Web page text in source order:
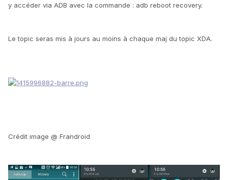
y accéder via ADB avec la commande : adb reboot recovery.
Le topic seras mis à jours au moins à chaque maj du topic XDA.
Crédit image @ Frandroid